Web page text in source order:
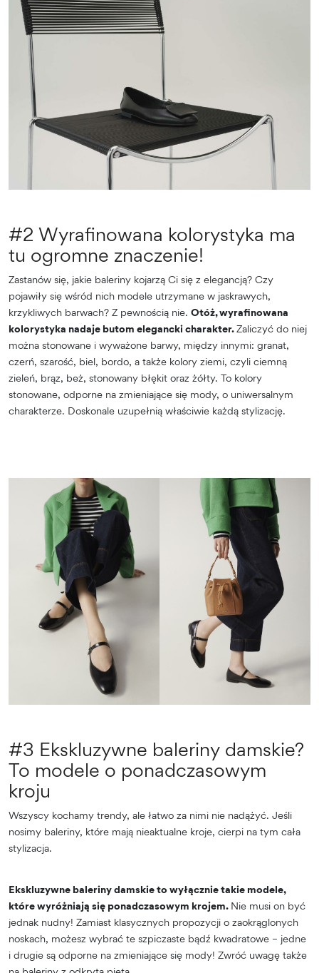
#2 Wyrafinowana kolorystyka ma
tu ogromne znaczenie!
Zastanów się, jakie baleriny kojarzą Ci się z elegancją? Czy
pojawiły się wśród nich modele utrzymane w jaskrawych,
krzykliwych barwach? Z pewnością nie. Otóż, wyrafinowana
kolorystyka nadaje butom elegancki charakter.Zaliczyć do niej
można stonowane i wyważone barwy, między innymi: granat,
czerń, szarość, biel, bordo, a także kolory ziemi, czyli ciemną
zieleń, brąz, beż, stonowany błękit oraz żółty. To kolory
stonowane, odporne na zmieniające się mody, o uniwersalnym
charakterze. Doskonale uzupełnią właściwie każdą stylizację.
#3 Ekskluzywne baleriny damskie?
To modele o ponadczasowym
kroju
Wszyscy kochamy trendy, ale łatwo za nimi nie nadążyć. Jeśli
nosimy baleriny, które mają nieaktualne kroje, cierpi na tym cała
stylizacja.
Ekskluzywne baleriny damskie to wyłącznie takie modele,
które wyróżniają się ponadczasowym krojem. Nie musi on być
jednak nudny! Zamiast klasycznych propozycji o zaokrąglonych
noskach, możesz wybrać te szpiczaste bądź kwadratowe – jedne
i drugie są odporne na zmieniające się mody! Zwróć uwagę także